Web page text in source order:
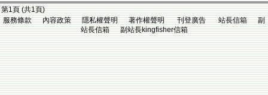
第1頁 (共1頁)
服務條款 內容政策 隱私權聲明 著作權聲明 刊登廣告 站長信箱 副
站長信箱 副站長kingfisher信箱